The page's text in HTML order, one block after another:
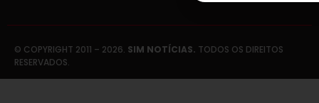
© COPYRIGHT 2011 – 2026. SIM NOTÍCIAS. TODOS OS DIREITOS
RESERVADOS.